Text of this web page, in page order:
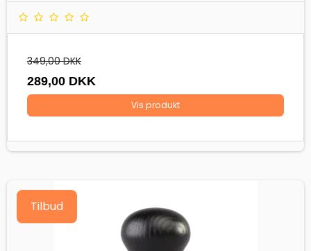
349,00 DKK
289,00 DKK
Vis produkt
Tilbud